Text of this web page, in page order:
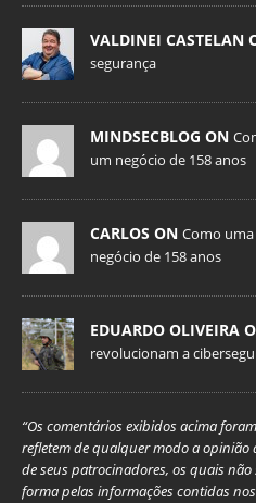
VALDINEI CASTELAN
segurança
MINDSECBLOG ON
um negócio de 158 anos
CARLOS ON Como
negócio de 158 anos
EDUARDO OLIVEIRA
revolucionam a
“Os comentários exibidos acima
refletem de qualquer modo a
de seus patrocinadores, os quais
forma pelas informações contidas